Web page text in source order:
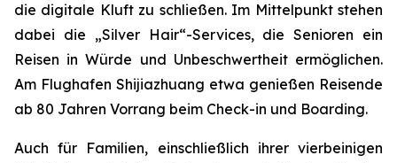
die digitale Kluft zu schließen. Im Mittelpunkt stehen
dabei die „Silver Hair“-Services, die Senioren ein
Reisen in Würde und Unbeschwertheit ermöglichen.
Am Flughafen Shijiazhuang etwa genießen Reisende
ab 80 Jahren Vorrang beim Check-in und Boarding.
Auch für Familien, einschließlich ihrer vierbeinigen